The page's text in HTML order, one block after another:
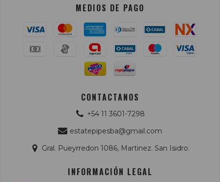
MEDIOS DE PAGO
CONTACTANOS
+54 11 3601-7298
estatepipesba@gmail.com
Gral. Pueyrredon 1086, Martinez. San Isidro.
INFORMACIÓN LEGAL